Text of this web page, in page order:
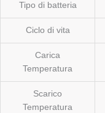
Tipo di batteria
Ciclo di vita
Carica
Temperatura
Scarico
Temperatura